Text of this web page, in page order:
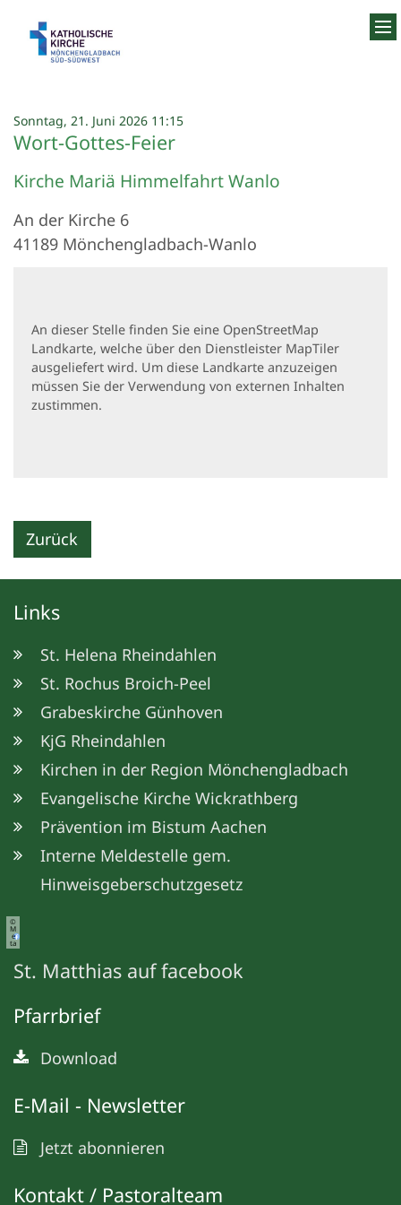
Sonntag, 21. Juni 2026 11:15:
Wort-Gottes-Feier
Kirche Mariä Himmelfahrt Wanlo
An der Kirche 6
41189 Mönchengladbach-Wanlo
An dieser Stelle finden Sie eine OpenStreetMap
Landkarte, welche über den Dienstleister MapTiler
ausgeliefert wird. Um diese Landkarte anzuzeigen
müssen Sie der Verwendung von externen Inhalten
zustimmen.
Zurück
Links
St. Helena Rheindahlen
St. Rochus Broich-Peel
Grabeskirche Günhoven
KjG Rheindahlen
Kirchen in der Region Mönchengladbach
Evangelische Kirche Wickrathberg
Prävention im Bistum Aachen
Interne Meldestelle gem.
Hinweisgeberschutzgesetz
©
M
e
ta
St. Matthias auf facebook
Pfarrbrief
Download
E-Mail - Newsletter
Jetzt abonnieren
Kontakt / Pastoralteam